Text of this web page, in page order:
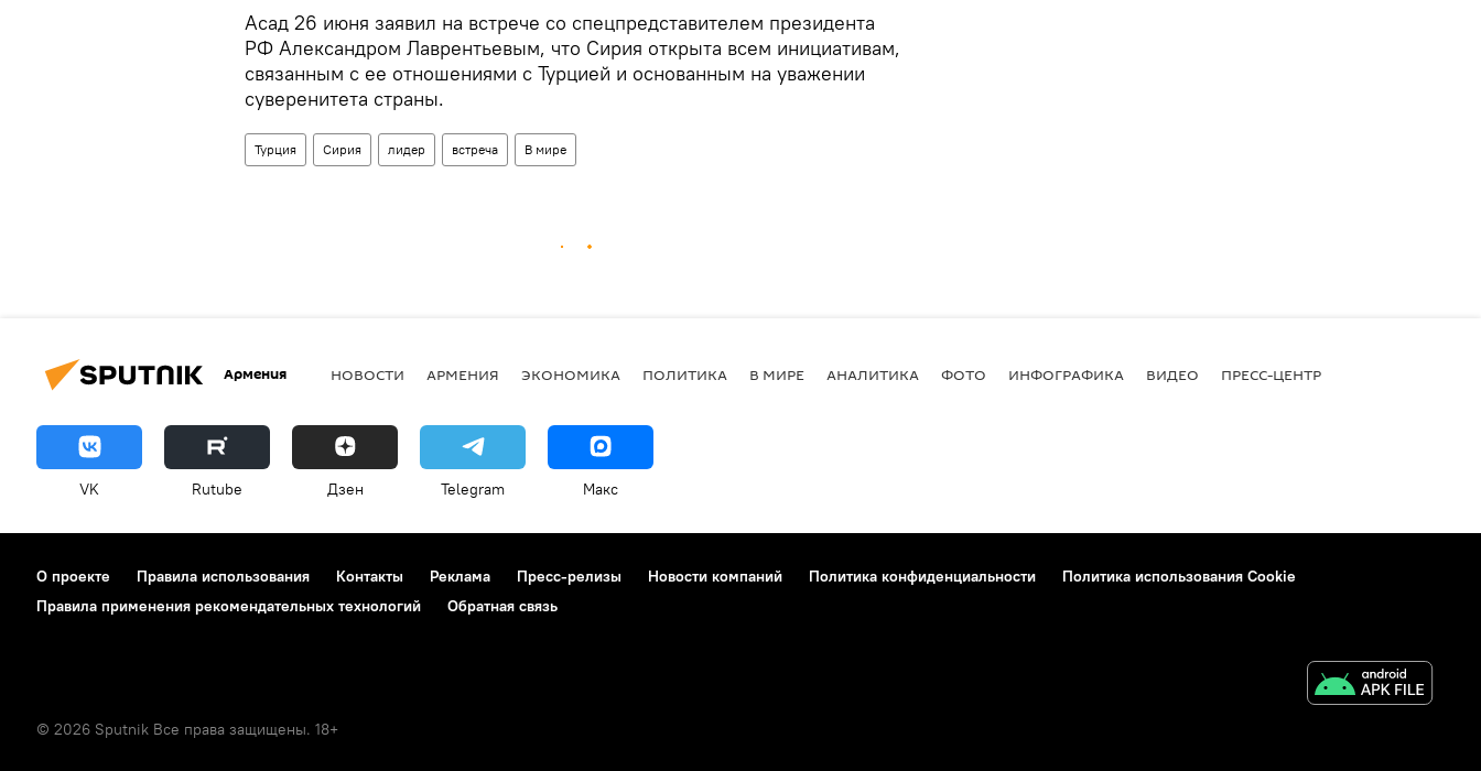
Асад 26 июня заявил на встрече со спецпредставителем президента
РФ Александром Лаврентьевым, что Сирия открыта всем инициативам,
связанным с ее отношениями с Турцией и основанным на уважении
суверенитета страны.
Турция Сирия лидер встреча В мире
Армения НОВОСТИ АРМЕНИЯ ЭКОНОМИКА ПОЛИТИКА В МИРЕ АНАЛИТИКА ФОТО ИНФОГРАФИКА ВИДЕО ПРЕСС-ЦЕНТР
VK Rutube Дзен Telegram Макс
О проекте Правила использования Контакты Реклама Пресс-релизы Новости компаний Политика конфиденциальности
Политика использования Cookie
Правила применения рекомендательных технологий
Обратная связь
© 2026 Sputnik Все права защищены. 18+